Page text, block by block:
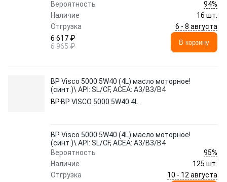
Вероятность
94%
Наличие
16 шт.
Отгрузка
6 - 8 августа
6 617 ₽
6 965 ₽
В корзину
BP Visco 5000 5W40 (4L) масло моторное!
(синт.)\ API: SL/CF, ACEA: A3/B3/B4
BP BP VISCO 5000 5W40 4L
BP Visco 5000 5W40 (4L) масло моторное!
(синт.)\ API: SL/CF, ACEA: A3/B3/B4
Вероятность
95%
Наличие
125 шт.
Отгрузка
10 - 12 августа